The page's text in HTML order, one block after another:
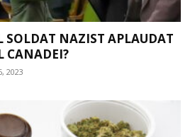
SOLDAT NAZIST APLAUDAT
CANADEI?
2023